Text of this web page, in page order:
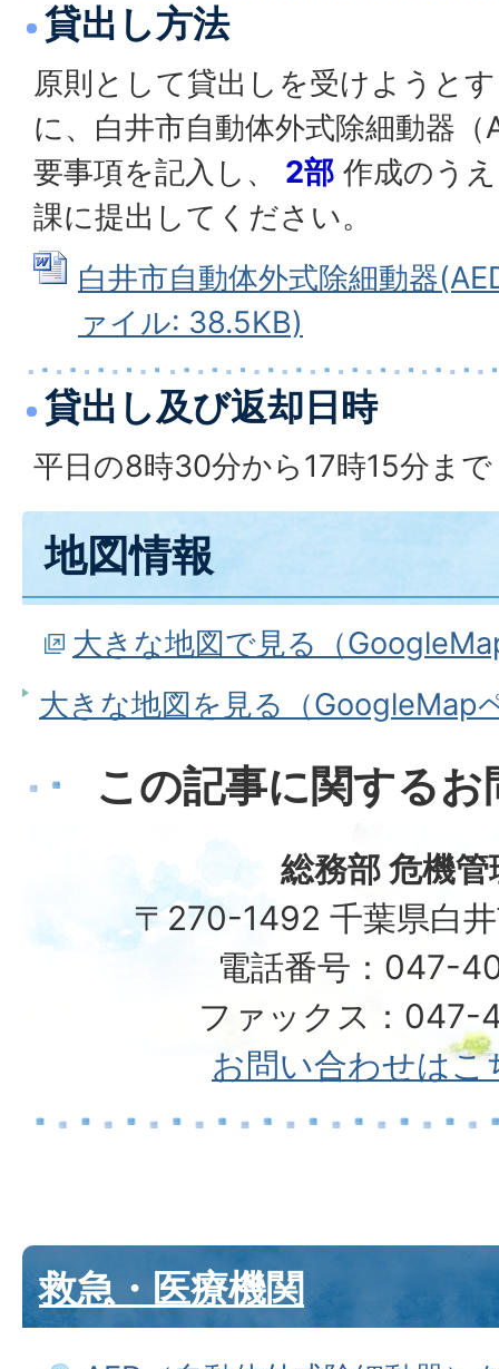
貸出し方法
原則として貸出しを受けようと
に、白井市自動体外式除細動器
要事項を記入し、 2部 作成のう
課に提出してください。
白井市自動体外式除細動器
ァイル: 38.5KB)
貸出し及び返却日時
平日の8時30分から17時15分まで
地図情報
大きな地図で見る（
大きな地図を見る（GoogleMap
この記事に関する
総務部 危機管
〒270-1492 千葉県白
電話番号：047-
ファックス：047-
お問い合わせはこ
救急・医療機関